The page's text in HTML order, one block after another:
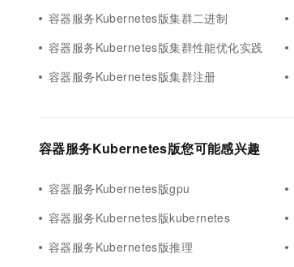
容器服务Kubernetes版集群二进制
容器服务Kubernetes版集群性能优化实践
容器服务Kubernetes版集群注册
容器服务Kubernetes版您可能感兴趣
容器服务Kubernetes版gpu
容器服务Kubernetes版kubernetes
容器服务Kubernetes版推理